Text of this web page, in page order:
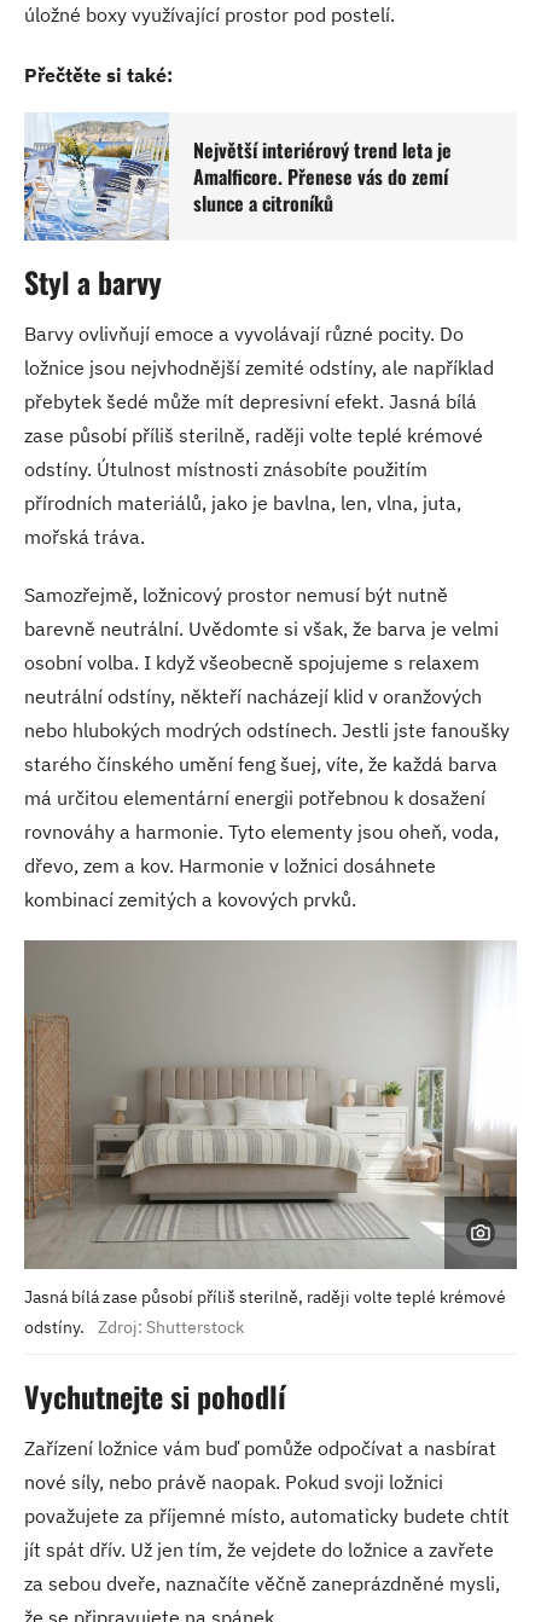
úložné boxy využívající prostor pod postelí.
Přečtěte si také:
Největší interiérový trend leta je
Amalficore. Přenese vás do zemí
slunce a citroníků
Styl a barvy
Barvy ovlivňují emoce a vyvolávají různé pocity. Do
ložnice jsou nejvhodnější zemité odstíny, ale například
přebytek šedé může mít depresivní efekt. Jasná bílá
zase působí příliš sterilně, raději volte teplé krémové
odstíny. Útulnost místnosti znásobíte použitím
přírodních materiálů, jako je bavlna, len, vlna, juta,
mořská tráva.
Samozřejmě, ložnicový prostor nemusí být nutně
barevně neutrální. Uvědomte si však, že barva je velmi
osobní volba. I když všeobecně spojujeme s relaxem
neutrální odstíny, někteří nacházejí klid v oranžových
nebo hlubokých modrých odstínech. Jestli jste fanoušky
starého čínského umění feng šuej, víte, že každá barva
má určitou elementární energii potřebnou k dosažení
rovnováhy a harmonie. Tyto elementy jsou oheň, voda,
dřevo, zem a kov. Harmonie v ložnici dosáhnete
kombinací zemitých a kovových prvků.
Jasná bílá zase působí příliš sterilně, raději volte teplé krémové
odstíny.
Zdroj: Shutterstock
Vychutnejte si pohodlí
Zařízení ložnice vám buď pomůže odpočívat a nasbírat
nové síly, nebo právě naopak. Pokud svoji ložnici
považujete za příjemné místo, automaticky budete chtít
jít spát dřív. Už jen tím, že vejdete do ložnice a zavřete
za sebou dveře, naznačíte věčně zaneprázdněné mysli,
že se připravujete na spánek.